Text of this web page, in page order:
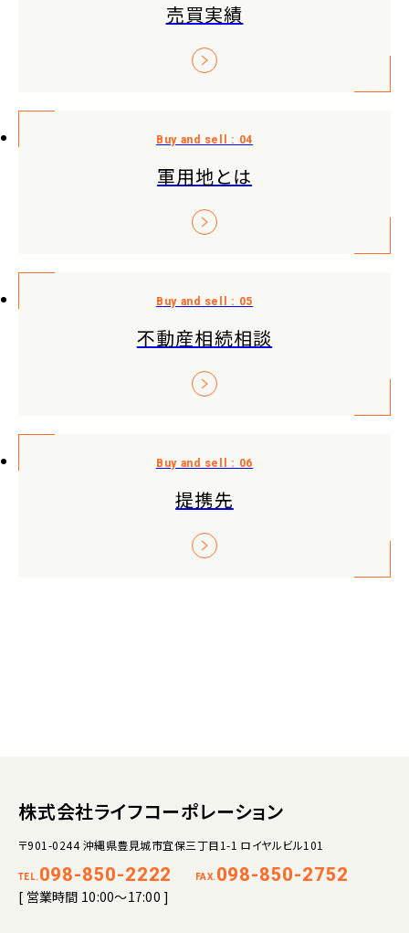
売買実績
軍用地とは
不動産相続相談
提携先
株式会社ライフコーポレーション
〒901-0244 沖縄県豊見城市宜保三丁目1-1 ロイヤルビル101
TEL. 098-850-2222 FAX. 098-850-2752
[ 営業時間 10:00～17:00 ]